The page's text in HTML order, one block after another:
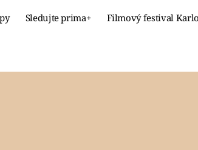
Sledujte prima+ Filmový festival